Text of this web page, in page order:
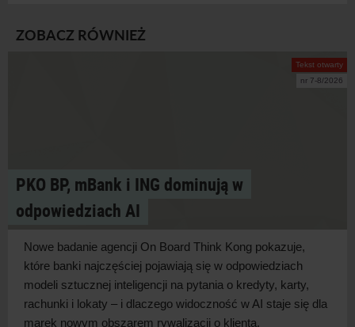
ZOBACZ RÓWNIEŻ
Tekst otwarty
nr 7-8/2026
PKO BP, mBank i ING dominują w
odpowiedziach AI
Nowe badanie agencji On Board Think Kong pokazuje,
które banki najczęściej pojawiają się w odpowiedziach
modeli sztucznej inteligencji na pytania o kredyty, karty,
rachunki i lokaty – i dlaczego widoczność w AI staje się dla
marek nowym obszarem rywalizacji o klienta.